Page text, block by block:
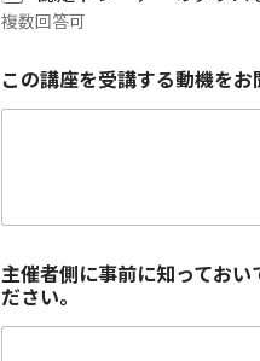
複数回答可
この講座を受講する動機をお
主催者側に事前に知ってお
ださい。